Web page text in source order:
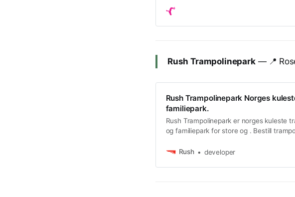
Rush Trampolinepark— 📍
Rush Trampolinepark Norges
familiepark.
Rush Trampolinepark er norges kuleste
og familiepark for store og . Bestill
Rush
developer